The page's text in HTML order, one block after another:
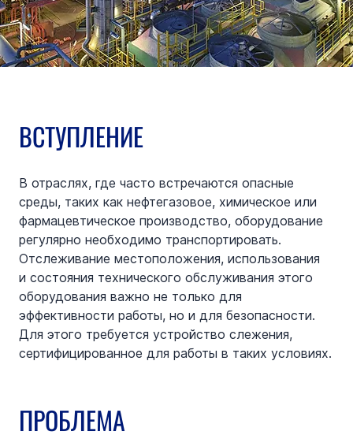
ВСТУПЛЕНИЕ
В отраслях, где часто встречаются опасные
среды, таких как нефтегазовое, химическое или
фармацевтическое производство, оборудование
регулярно необходимо транспортировать.
Отслеживание местоположения, использования
и состояния технического обслуживания этого
оборудования важно не только для
эффективности работы, но и для безопасности.
Для этого требуется устройство слежения,
сертифицированное для работы в таких условиях.
ПРОБЛЕМА